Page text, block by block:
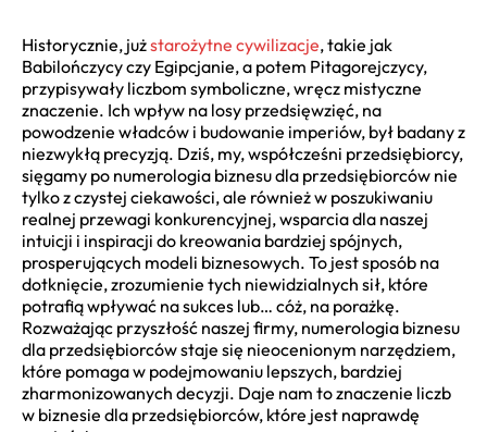
Historycznie, jużstarożytne cywilizacje, takie jak
Babilończycy czy Egipcjanie, a potem Pitagorejczycy,
przypisywały liczbom symboliczne, wręcz mistyczne
znaczenie. Ich wpływ na losy przedsięwzięć, na
powodzenie władców i budowanie imperiów, był badany z
niezwykłą precyzją. Dziś, my, współcześni przedsiębiorcy,
sięgamy po numerologia biznesu dla przedsiębiorców nie
tylko z czystej ciekawości, ale również w poszukiwaniu
realnej przewagi konkurencyjnej, wsparcia dla naszej
intuicji i inspiracji do kreowania bardziej spójnych,
prosperujących modeli biznesowych. To jest sposób na
dotknięcie, zrozumienie tych niewidzialnych sił, które
potrafią wpływać na sukces lub… cóż, na porażkę.
Rozważając przyszłość naszej firmy, numerologia biznesu
dla przedsiębiorców staje się nieocenionym narzędziem,
które pomaga w podejmowaniu lepszych, bardziej
zharmonizowanych decyzji. Daje nam to znaczenie liczb
w biznesie dla przedsiębiorców, które jest naprawdę